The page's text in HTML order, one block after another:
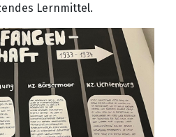
Lernmittel.